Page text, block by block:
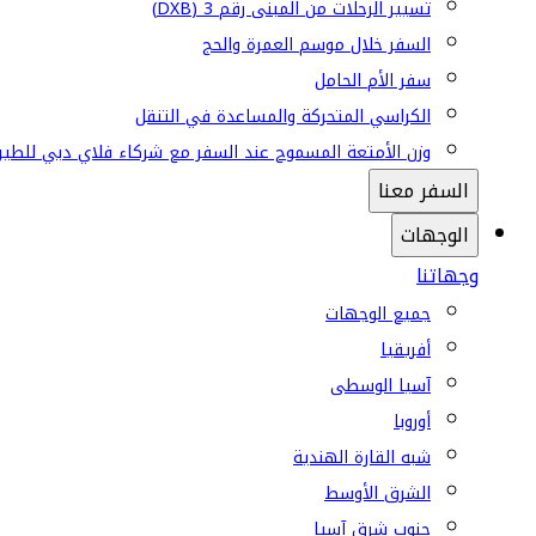
تسيير الرحلات من المبنى رقم 3 (DXB)
السفر خلال موسم العمرة والحج
سفر الأم الحامل
الكراسي المتحركة والمساعدة في التنقل
وزن الأمتعة المسموح عند السفر مع شركاء فلاي دبي
السفر معنا
الوجهات
وجهاتنا
جميع الوجهات
أفريقيا
آسيا الوسطى
أوروبا
شبه القارة الهندية
الشرق الأوسط
جنوب شرق آسيا